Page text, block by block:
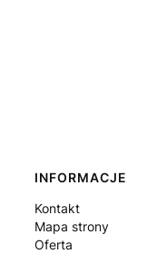
INFORMACJE
Kontakt
Mapa strony
Oferta